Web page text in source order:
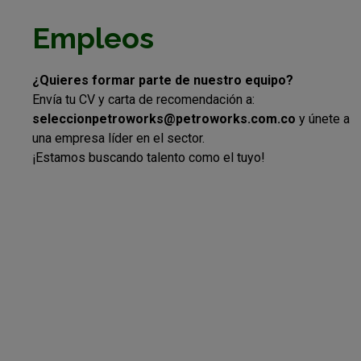
Empleos
¿Quieres formar parte de nuestro equipo?
Envía tu CV y carta de recomendación a:
seleccionpetroworks@petroworks.com.co y únete a
una empresa líder en el sector.
¡Estamos buscando talento como el tuyo!